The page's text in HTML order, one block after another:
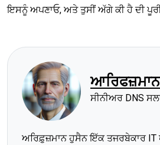
ਇਸਨੂੰ ਅਪਣਾਓ, ਅਤੇ ਤੁਸੀਂ ਅੱਗੇ ਕੀ ਹੈ ਦੀ
ਸੀਨੀਅਰ DNS
ਅਰਿਫ਼ੁਜ਼ਮਾਨ ਹੁਸੈਨ ਇੱਕ ਤਜਰਬੇਕਾਰ IT